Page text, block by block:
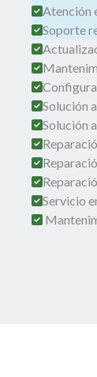
Atención
Soporte
Solución
Solución
Servicio